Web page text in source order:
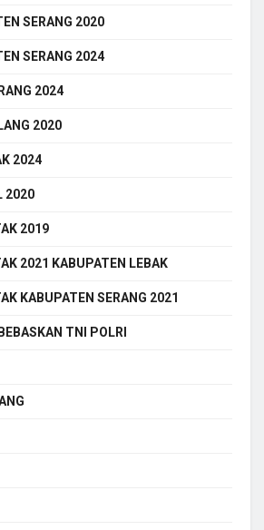
SERANG 2020
SERANG 2024
2024
2020
2024
2020
2019
2021 KABUPATEN LEBAK
KABUPATEN SERANG 2021
TNI POLRI